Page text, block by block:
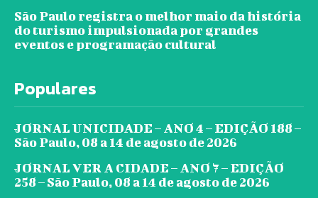
São Paulo registra o melhor maio da história
do turismo impulsionada por grandes
eventos e programação cultural
Populares
JORNAL UNICIDADE – ANO 4 – EDIÇÃO 188 –
São Paulo, 08 a 14 de agosto de 2026
JORNAL VER A CIDADE – ANO 7 – EDIÇÃO
258 – São Paulo, 08 a 14 de agosto de 2026